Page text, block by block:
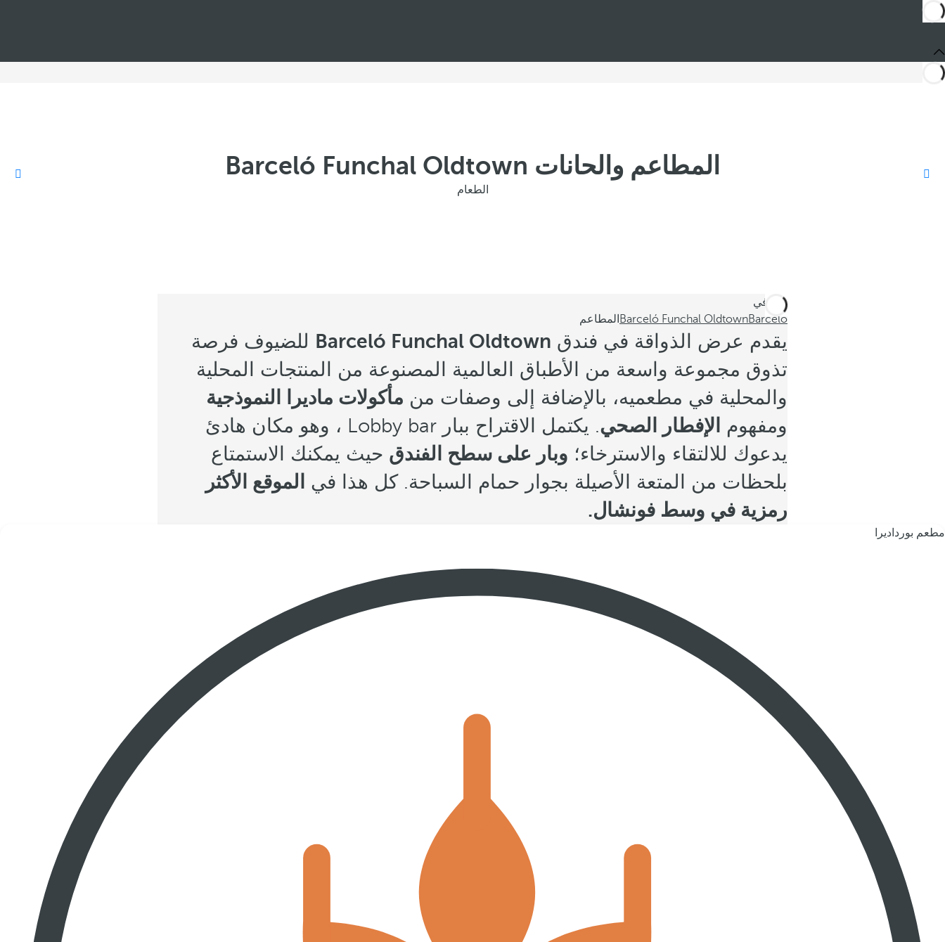
المطاعم والحانات Barceló Funchal Oldtown
الطعام
أنت في
Barceló
Barceló Funchal Oldtown المطاعم
يقدم عرض الذواقة في فندق Barceló Funchal Oldtown للضيوف فرصة
تذوق مجموعة واسعة من الأطباق العالمية المصنوعة من المنتجات المحلية
والمحلية في مطعميه، بالإضافة إلى وصفات من مأكولات ماديرا النموذجية
ومفهوم
الإفطار الصحي
. يكتمل الاقتراح ببار Lobby bar ، وهو مكان هادئ
يدعوك للالتقاء والاسترخاء؛ وبار على سطح الفندق حيث يمكنك الاستمتاع
بلحظات من المتعة الأصيلة بجوار حمام السباحة. كل هذا في
الموقع الأكثر
رمزية في وسط فونشال.
مطعم بورداديرا